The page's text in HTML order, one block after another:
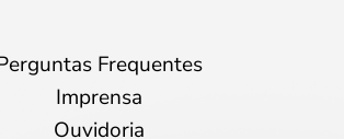
Frequentes
Imprensa
Ouvidoria